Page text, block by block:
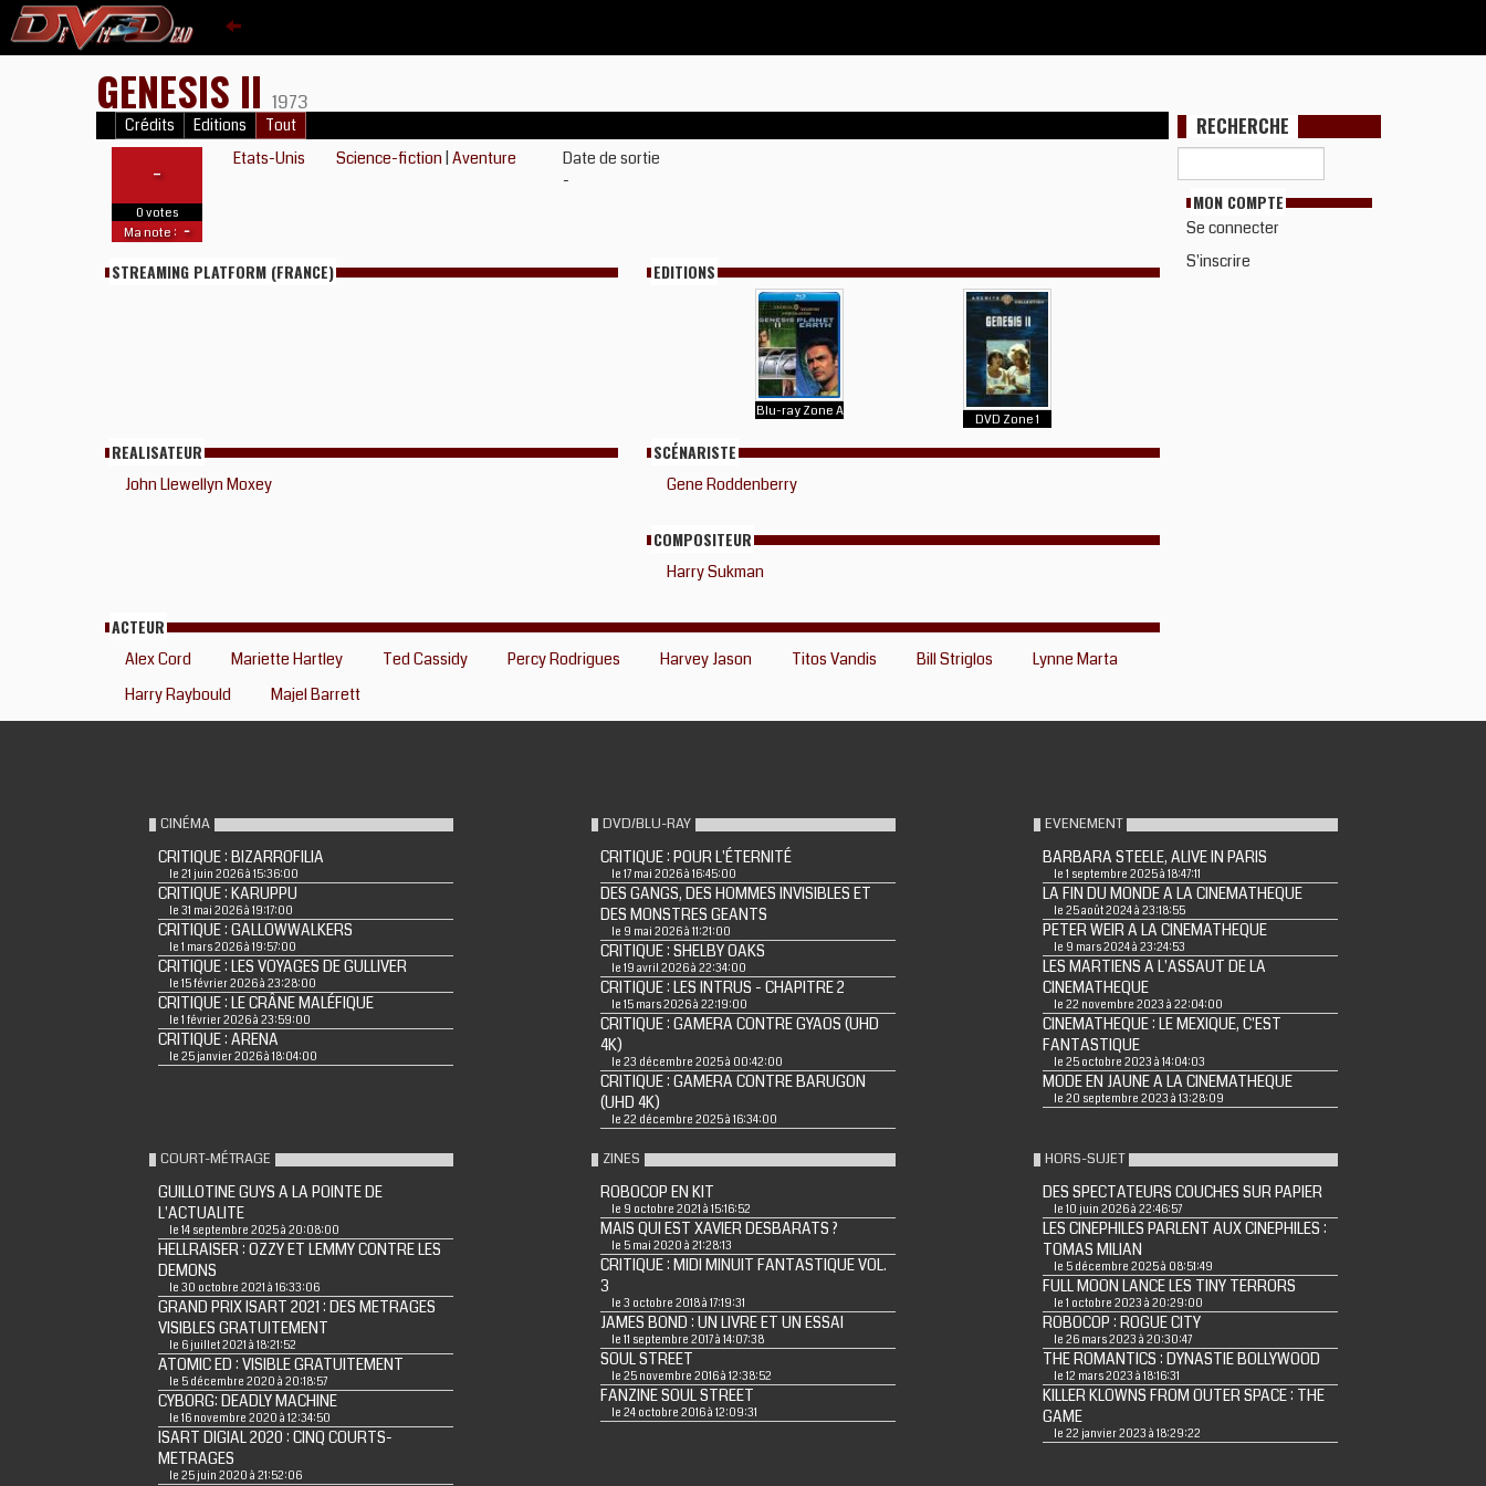
GENESIS II 1973
Crédits Editions Tout
-
0 votes
Ma note : -
Etats-Unis Science-fiction |Aventure
Date de sortie
-
STREAMING PLATFORM (FRANCE) EDITIONS
Blu-ray Zone A DVD Zone 1
REALISATEUR
John Llewellyn Moxey
SCÉNARISTE
Gene Roddenberry
COMPOSITEUR
Harry Sukman
ACTEUR
Alex Cord Mariette Hartley Ted Cassidy Percy Rodrigues Harvey Jason Titos Vandis Bill Striglos
Lynne Marta
Harry Raybould
Majel Barrett
RECHERCHE
MON COMPTE
Se connecter
S'inscrire
CINÉMA
CRITIQUE : BIZARROFILIA
le 21 juin 2026 à 15:36:00
CRITIQUE : KARUPPU
le 31 mai 2026 à 19:17:00
CRITIQUE : GALLOWWALKERS
le 1 mars 2026 à 19:57:00
CRITIQUE : LES VOYAGES DE GULLIVER
le 15 février 2026 à 23:28:00
CRITIQUE : LE CRÂNE MALÉFIQUE
le 1 février 2026 à 23:59:00
CRITIQUE : ARENA
le 25 janvier 2026 à 18:04:00
DVD/BLU-RAY
CRITIQUE : POUR L'ÉTERNITÉ
le 17 mai 2026 à 16:45:00
DES GANGS, DES HOMMES INVISIBLES ET
DES MONSTRES GEANTS
le 9 mai 2026 à 11:21:00
CRITIQUE : SHELBY OAKS
le 19 avril 2026 à 22:34:00
CRITIQUE : LES INTRUS - CHAPITRE 2
le 15 mars 2026 à 22:19:00
CRITIQUE : GAMERA CONTRE GYAOS (UHD
4K)
le 23 décembre 2025 à 00:42:00
CRITIQUE : GAMERA CONTRE BARUGON
(UHD 4K)
le 22 décembre 2025 à 16:34:00
EVENEMENT
BARBARA STEELE, ALIVE IN PARIS
le 1 septembre 2025 à 18:47:11
LA FIN DU MONDE A LA CINEMATHEQUE
le 25 août 2024 à 23:18:55
PETER WEIR A LA CINEMATHEQUE
le 9 mars 2024 à 23:24:53
LES MARTIENS A L'ASSAUT DE LA
CINEMATHEQUE
le 22 novembre 2023 à 22:04:00
CINEMATHEQUE : LE MEXIQUE, C'EST
FANTASTIQUE
le 25 octobre 2023 à 14:04:03
MODE EN JAUNE A LA CINEMATHEQUE
le 20 septembre 2023 à 13:28:09
COURT-MÉTRAGE
GUILLOTINE GUYS A LA POINTE DE
L'ACTUALITE
le 14 septembre 2025 à 20:08:00
HELLRAISER : OZZY ET LEMMY CONTRE LES
DEMONS
le 30 octobre 2021 à 16:33:06
GRAND PRIX ISART 2021 : DES METRAGES
VISIBLES GRATUITEMENT
le 6 juillet 2021 à 18:21:52
ATOMIC ED : VISIBLE GRATUITEMENT
le 5 décembre 2020 à 20:18:57
CYBORG: DEADLY MACHINE
le 16 novembre 2020 à 12:34:50
ISART DIGIAL 2020 : CINQ COURTS-
METRAGES
le 25 juin 2020 à 21:52:06
ZINES
ROBOCOP EN KIT
le 9 octobre 2021 à 15:16:52
MAIS QUI EST XAVIER DESBARATS ?
le 5 mai 2020 à 21:28:13
CRITIQUE : MIDI MINUIT FANTASTIQUE VOL.
3
le 3 octobre 2018 à 17:19:31
JAMES BOND : UN LIVRE ET UN ESSAI
le 11 septembre 2017 à 14:07:38
SOUL STREET
le 25 novembre 2016 à 12:38:52
FANZINE SOUL STREET
le 24 octobre 2016 à 12:09:31
HORS-SUJET
DES SPECTATEURS COUCHES SUR PAPIER
le 10 juin 2026 à 22:46:57
LES CINEPHILES PARLENT AUX CINEPHILES :
TOMAS MILIAN
le 5 décembre 2025 à 08:51:49
FULL MOON LANCE LES TINY TERRORS
le 1 octobre 2023 à 20:29:00
ROBOCOP : ROGUE CITY
le 26 mars 2023 à 20:30:47
THE ROMANTICS : DYNASTIE BOLLYWOOD
le 12 mars 2023 à 18:16:31
KILLER KLOWNS FROM OUTER SPACE : THE
GAME
le 22 janvier 2023 à 18:29:22